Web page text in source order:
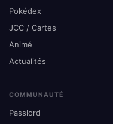
Pokédex
JCC / Cartes
Animé
Actualités
COMMUNAUTÉ
Passlord